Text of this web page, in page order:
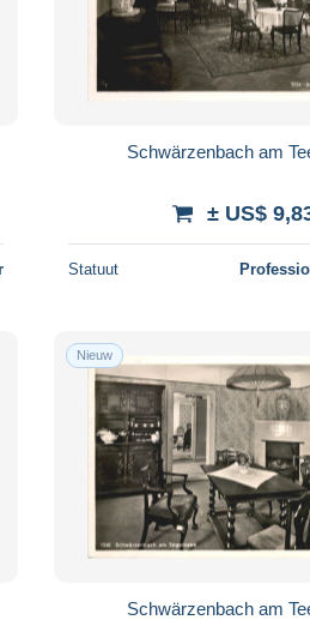
Schwärzenbach am
± US$
Statuut
Nieuw
Schwärzenbach am